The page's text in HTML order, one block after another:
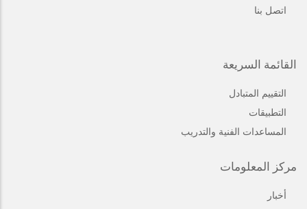
اتصل بنا
القائمة السريعة
التقييم المتبادل
التطبيقات
المساعدات الفنية والتدريب
مركز المعلومات
أخبار